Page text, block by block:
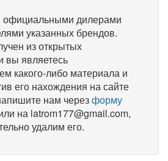
дилерами
указанных брендов.
из открытых
вы являетесь
какого-либо материала и
его нахождения на сайте
нам черезформу
на latrom177@gmail.com,
удалим его.